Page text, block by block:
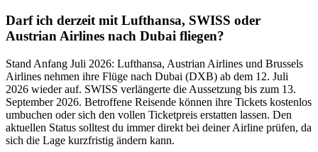
Darf ich derzeit mit Lufthansa, SWISS oder
Austrian Airlines nach Dubai fliegen?
Stand Anfang Juli 2026: Lufthansa, Austrian Airlines und Brussels
Airlines nehmen ihre Flüge nach Dubai (DXB) ab dem 12. Juli
2026 wieder auf. SWISS verlängerte die Aussetzung bis zum 13.
September 2026. Betroffene Reisende können ihre Tickets kostenlos
umbuchen oder sich den vollen Ticketpreis erstatten lassen. Den
aktuellen Status solltest du immer direkt bei deiner Airline prüfen, da
sich die Lage kurzfristig ändern kann.